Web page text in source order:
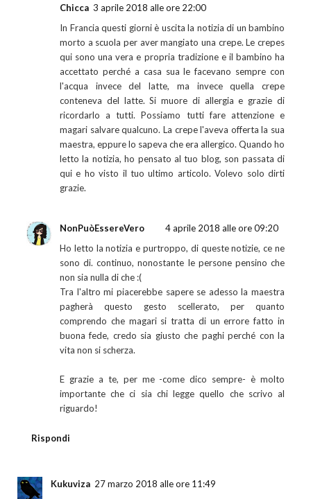
Chicca 3 aprile 2018 alle ore 22:00
In Francia questi giorni è uscita la notizia di un bambino
morto a scuola per aver mangiato una crepe. Le crepes
qui sono una vera e propria tradizione e il bambino ha
accettato perché a casa sua le facevano sempre con
l'acqua invece del latte, ma invece quella crepe
conteneva del latte. Si muore di allergia e grazie di
ricordarlo a tutti. Possiamo tutti fare attenzione e
magari salvare qualcuno. La crepe l'aveva offerta la sua
maestra, eppure lo sapeva che era allergico. Quando ho
letto la notizia, ho pensato al tuo blog, son passata di
qui e ho visto il tuo ultimo articolo. Volevo solo dirti
grazie.
NonPuòEssereVero
4 aprile 2018 alle ore 09:20
Ho letto la notizia e purtroppo, di queste notizie, ce ne
sono di. continuo, nonostante le persone pensino che
non sia nulla di che :(
Tra l'altro mi piacerebbe sapere se adesso la maestra
pagherà questo gesto scellerato, per quanto
comprendo che magari si tratta di un errore fatto in
buona fede, credo sia giusto che paghi perché con la
vita non si scherza.
E grazie a te, per me -come dico sempre- è molto
importante che ci sia chi legge quello che scrivo al
riguardo!
Rispondi
Kukuviza 27 marzo 2018 alle ore 11:49